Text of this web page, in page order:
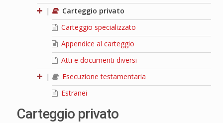
|
Carteggio privato
Carteggio specializzato
Appendice al carteggio
Atti e documenti diversi
|
Esecuzione testamentaria
Estranei
Carteggio privato